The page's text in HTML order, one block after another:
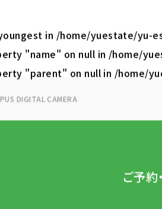
in /home/yuestate/yu-
"name" on null in /home/
"parent" on null in /home/
DIGITAL CAMERA
ご予約